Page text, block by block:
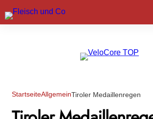
Marktführer
StartseiteAllgemeinTiroler Medaillenregen